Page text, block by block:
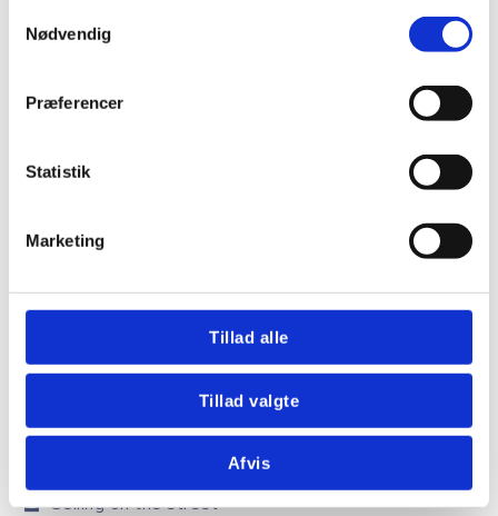
Nødvendig
Præferencer
Statistik
Marketing
Tillad alle
Tillad valgte
Afvis
næste gang jeg kommenterer.
Search
for:
Seneste Indlæg
Selling on the street